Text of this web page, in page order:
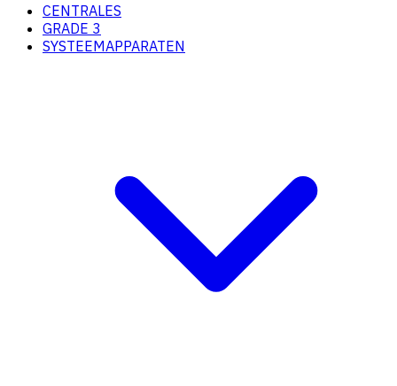
CENTRALES
GRADE 3
SYSTEEMAPPARATEN